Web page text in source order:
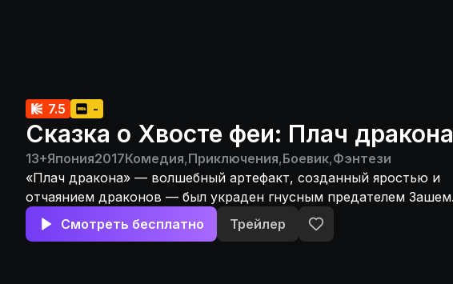
7.5 -
Сказка о Хвосте феи: Плач дракона
13+Япония2017Комедия,Приключения,Боевик,Фэнтези
«Плач дракона» — волшебный артефакт, созданный яростью и
отчаянием драконов — был украден гнусным предателем Зашем
Кейном, который сбежал с ним в маленькую островную страну.
Испуганный король Фиора спешно отправляет «Хвост феи»
Смотреть бесплатно Трейлер